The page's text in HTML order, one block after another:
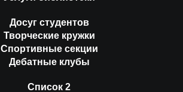
Досуг студентов
Творческие кружки
Спортивные секции
Дебатные клубы
Список 2